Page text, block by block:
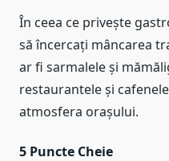
În ceea ce privește
să încercați mâncarea
ar fi sarmalele și
restaurantele și
atmosfera orașului.
5 Puncte Cheie